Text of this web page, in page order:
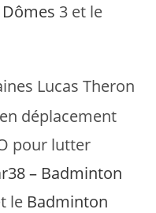
3 et le
Lucas Theron
déplacement
pour lutter
– Badminton
le Badminton